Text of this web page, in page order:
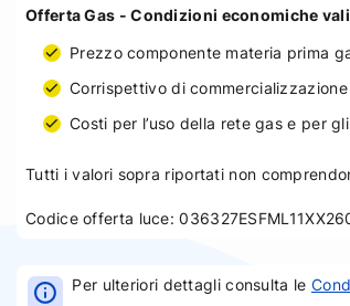
Offerta Gas - Condizioni economiche
Prezzo componente materia prima
Corrispettivo di
Costi per l’uso della rete gas e per
Tutti i valori sopra riportati non
Codice offerta luce:
Per ulteriori dettagli consulta le